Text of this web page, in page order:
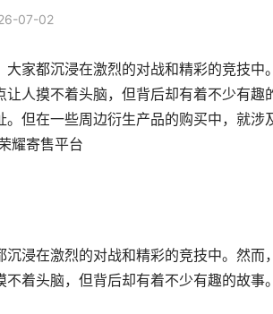
07-02
家都沉浸在激烈的对战和精彩的竞技
人摸不着头脑，但背后却有着不少有趣
。但在一些周边衍生产品的购买中，就
耀寄售平台
沉浸在激烈的对战和精彩的竞技中。然
着头脑，但背后却有着不少有趣的故事。